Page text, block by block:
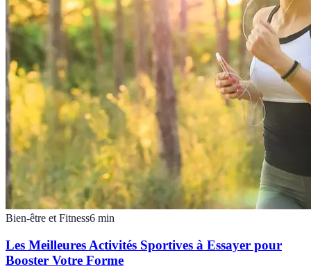
Bien-être et Fitness6 min
Les Meilleures Activités Sportives à Essayer pour
Booster Votre Forme